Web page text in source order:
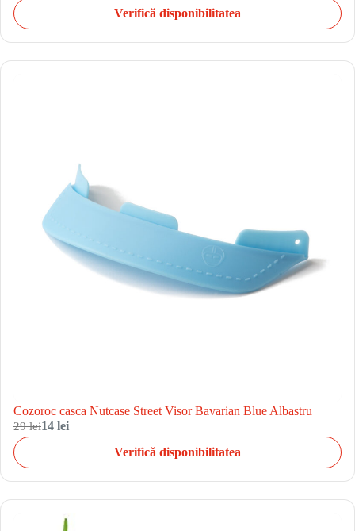
Verifică disponibilitatea
Cozoroc casca Nutcase Street Visor Bavarian Blue Albastru
29 lei14 lei
Verifică disponibilitatea